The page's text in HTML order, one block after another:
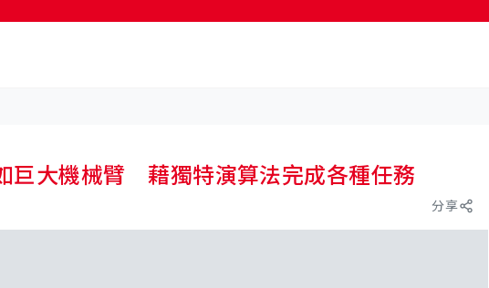
巨大機械臂 藉獨特演算法完成各種任務
分享